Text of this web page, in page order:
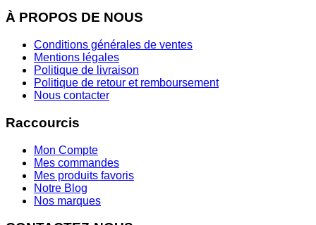
À PROPOS DE NOUS
Conditions générales de ventes
Mentions légales
Politique de livraison
Politique de retour et remboursement
Nous contacter
Raccourcis
Mon Compte
Mes commandes
Mes produits favoris
Notre Blog
Nos marques